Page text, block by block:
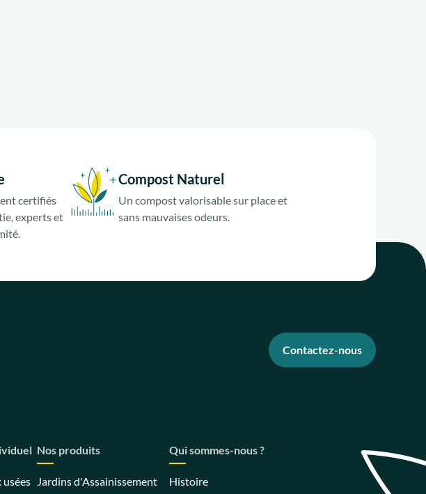
certifiés
experts et
Compost Naturel
Un compost valorisable sur place et
sans mauvaises odeurs.
Contactez-nous
usées
Nos produits
Jardins d'Assainissement
Qui sommes-nous ?
Histoire